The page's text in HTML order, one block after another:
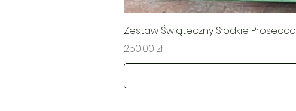
Zestaw Świąteczny Słodkie Prosecco
Cena
250,00 zł